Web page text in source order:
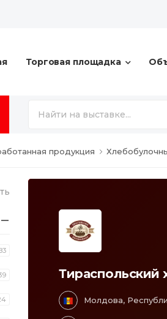
Торговая площадка
продукция
Тираспольский
Молдова,